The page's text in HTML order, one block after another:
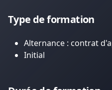
Type de formation
Alternance : contrat
Initial